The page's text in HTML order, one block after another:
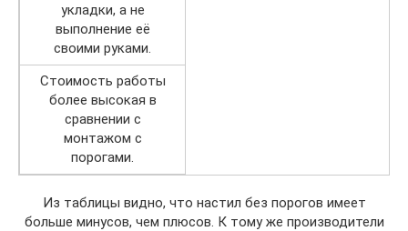
укладки, а не
выполнение её
своими руками.
Стоимость работы
более высокая в
сравнении с
монтажом с
порогами.
Из таблицы видно, что настил без порогов имеет
больше минусов, чем плюсов. К тому же производители